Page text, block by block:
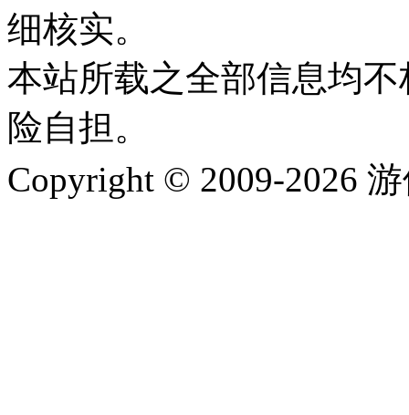
细核实。
本站所载之全部信息均
险自担。
Copyright © 2009-2026